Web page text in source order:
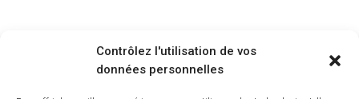
Contrôlez l'utilisation de vos
données personnelles